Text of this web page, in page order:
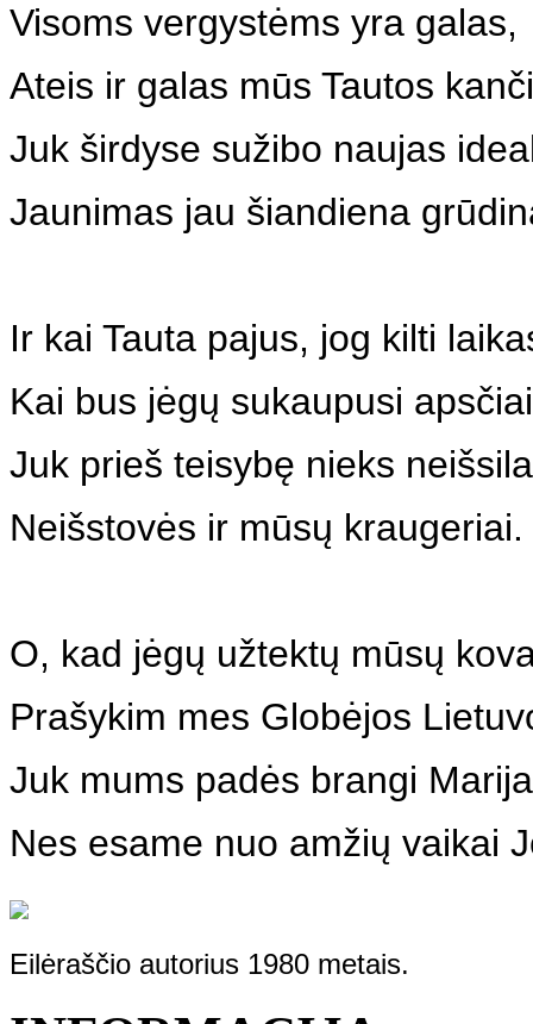
Visoms vergystėms yra galas,
Ateis ir galas mūs Tautos
Juk širdyse sužibo naujas
Jaunimas jau šiandiena
Ir kai Tauta pajus, jog kilti
Kai bus jėgų sukaupusi
Juk prieš teisybę nieks
Neišstovės ir mūsų kraugeriai.
O, kad jėgų užtektų mūsų
Prašykim mes Globėjos
Juk mums padės brangi
Nes esame nuo amžių vaikai
Eilėraščio autorius 1980 metais.